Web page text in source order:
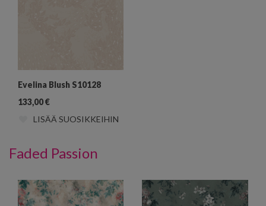
Evelina Blush S10128
133,00€
LISÄÄ SUOSIKKEIHIN
Faded Passion